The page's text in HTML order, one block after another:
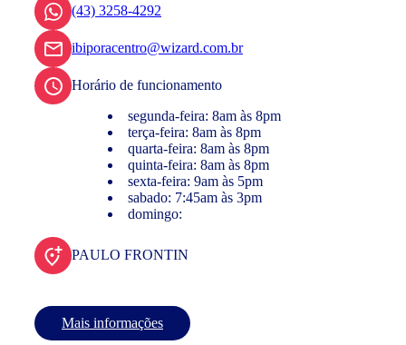
(43) 3258-4292
ibiporacentro@wizard.com.br
Horário de funcionamento
segunda-feira: 8am às 8pm
terça-feira: 8am às 8pm
quarta-feira: 8am às 8pm
quinta-feira: 8am às 8pm
sexta-feira: 9am às 5pm
sabado: 7:45am às 3pm
domingo:
PAULO FRONTIN
Mais informações